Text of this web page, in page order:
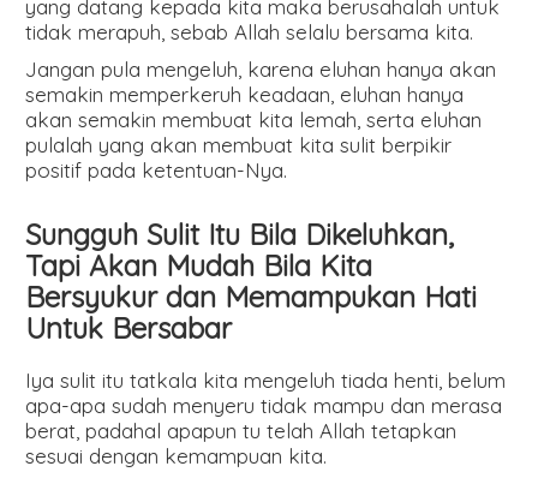
yang datang kepada kita maka berusahalah untuk
tidak merapuh, sebab Allah selalu bersama kita.
Jangan pula mengeluh, karena eluhan hanya akan
semakin memperkeruh keadaan, eluhan hanya
akan semakin membuat kita lemah, serta eluhan
pulalah yang akan membuat kita sulit berpikir
positif pada ketentuan-Nya.
Sungguh Sulit Itu Bila Dikeluhkan,
Tapi Akan Mudah Bila Kita
Bersyukur dan Memampukan Hati
Untuk Bersabar
Iya sulit itu tatkala kita mengeluh tiada henti, belum
apa-apa sudah menyeru tidak mampu dan merasa
berat, padahal apapun tu telah Allah tetapkan
sesuai dengan kemampuan kita.